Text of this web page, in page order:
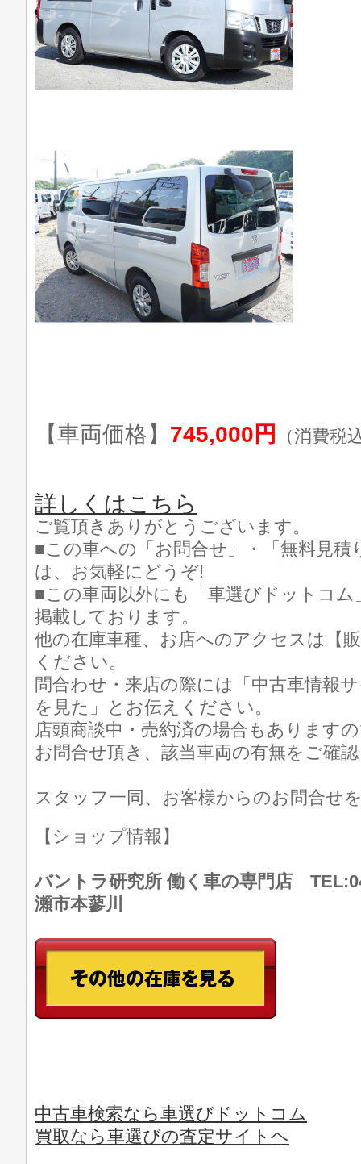
【車両価格】 745,000円 （消費税
詳しくはこちら
ご覧頂きありがとうございます。
■この車への「お問合せ」・「無料見積
は、お気軽にどうぞ!
■この車両以外にも「車選びドットコ
掲載しております。
他の在庫車種、お店へのアクセスは【
ください。
問合わせ・来店の際には「中古車情報
を見た」とお伝えください。
店頭商談中・売約済の場合もあります
お問合せ頂き、該当車両の有無をご確
スタッフ一同、お客様からのお問合せ
【ショップ情報】
バントラ研究所 働く車の専門店
瀬市本蓼川
中古車検索なら車選びドットコム
買取なら車選びの査定サイトヘ